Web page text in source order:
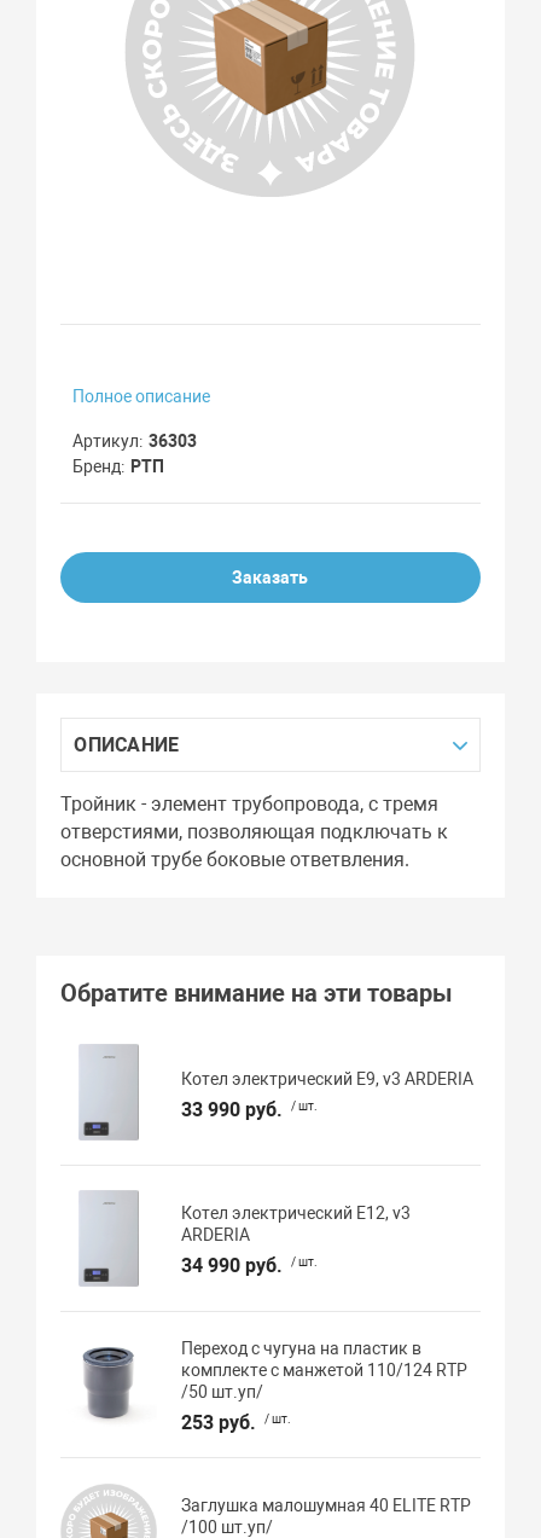
Полное описание
Артикул 36303
Бренд
РТП
Заказать
ОПИСАНИЕ
Тройник - элемент трубопровода, с тремя
отверстиями, позволяющая подключать к
основной трубе боковые ответвления.
Обратите внимание на эти товары
Котел электрический E9, v3 ARDERIA
33 990 руб. / шт.
Котел электрический E12, v3
ARDERIA
34 990 руб. / шт.
Переход с чугуна на пластик в
комплекте с манжетой 110/124 RTP
/50 шт.уп/
253 руб. / шт.
Заглушка малошумная 40 ELITE RTP
/100 шт.уп/